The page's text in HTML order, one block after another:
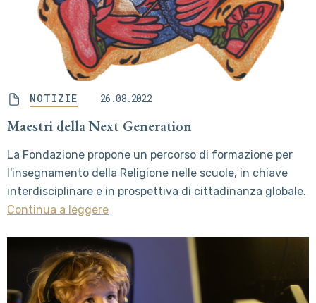
NOTIZIE 26.08.2022
Maestri della Next Generation
La Fondazione propone un percorso di formazione per
l'insegnamento della Religione nelle scuole, in chiave
interdisciplinare e in prospettiva di cittadinanza globale.
Continua a leggere